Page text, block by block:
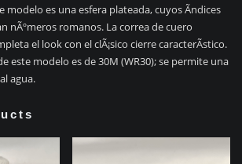
modelo es una esfera plateada, cuyos Ã­ndices
nÃºmeros romanos. La correa de cuero
el look con el clÃ¡sico cierre caracterÃ­stico.
este modelo es de 30M (WR30); se permite una
agua.